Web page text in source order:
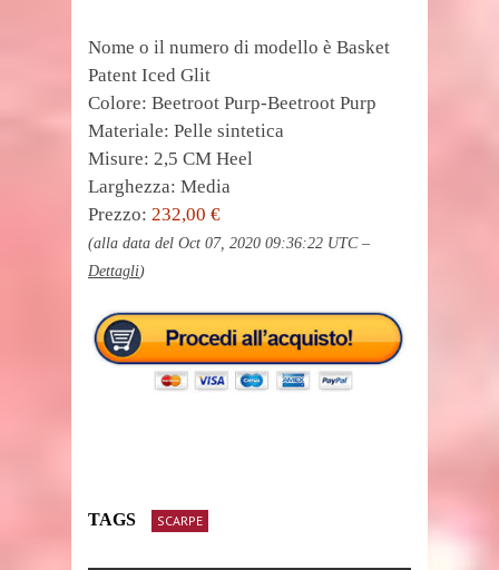
Nome o il numero di modello è Basket
Patent Iced Glit
Colore: Beetroot Purp-Beetroot Purp
Materiale: Pelle sintetica
Misure: 2,5 CM Heel
Larghezza: Media
Prezzo: 232,00 €
(alla data del Oct 07, 2020 09:36:22 UTC –
Dettagli)
TAGS SCARPE